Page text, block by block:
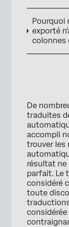
Pourquoi
exporté
colonnes
De
traduites
accompli
trouver les
résultat
parfait. Le
considéré
toute